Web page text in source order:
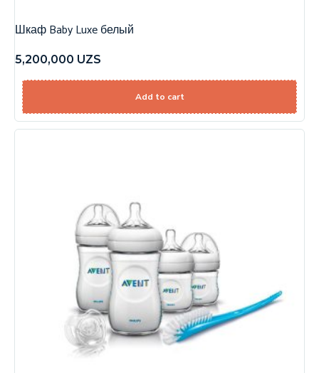
Шкаф Baby Luxe белый
5,200,000 UZS
Add to cart